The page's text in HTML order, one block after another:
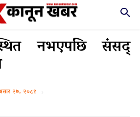
नभएपछि संसद्
२७, २०८१